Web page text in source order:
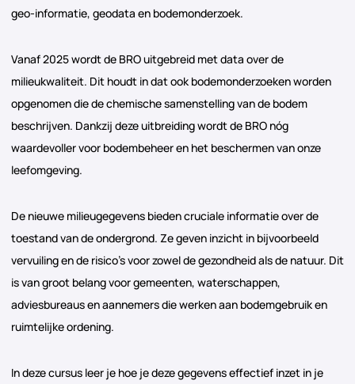
geo-informatie, geodata en bodemonderzoek.
Vanaf 2025 wordt de BRO uitgebreid met data over de
milieukwaliteit. Dit houdt in dat ook bodemonderzoeken worden
opgenomen die de chemische samenstelling van de bodem
beschrijven. Dankzij deze uitbreiding wordt de BRO nóg
waardevoller voor bodembeheer en het beschermen van onze
leefomgeving.
De nieuwe milieugegevens bieden cruciale informatie over de
toestand van de ondergrond. Ze geven inzicht in bijvoorbeeld
vervuiling en de risico’s voor zowel de gezondheid als de natuur. Dit
is van groot belang voor gemeenten, waterschappen,
adviesbureaus en aannemers die werken aan bodemgebruik en
ruimtelijke ordening.
In deze cursus leer je hoe je deze gegevens effectief inzet in je